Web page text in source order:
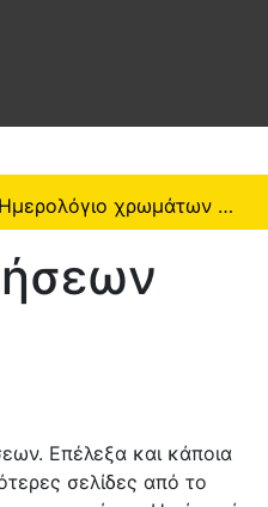
Ημερολόγιο χρωμάτων και αναμνήσεων
Επέλεξα και κάποια
σελίδες από το